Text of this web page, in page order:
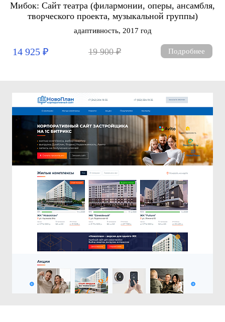
Мибок: Сайт театра (филармонии, оперы, ансамбля,
творческого проекта, музыкальной группы)
адаптивность, 2017 год
14 925 ₽ 19 900 ₽ Подробнее